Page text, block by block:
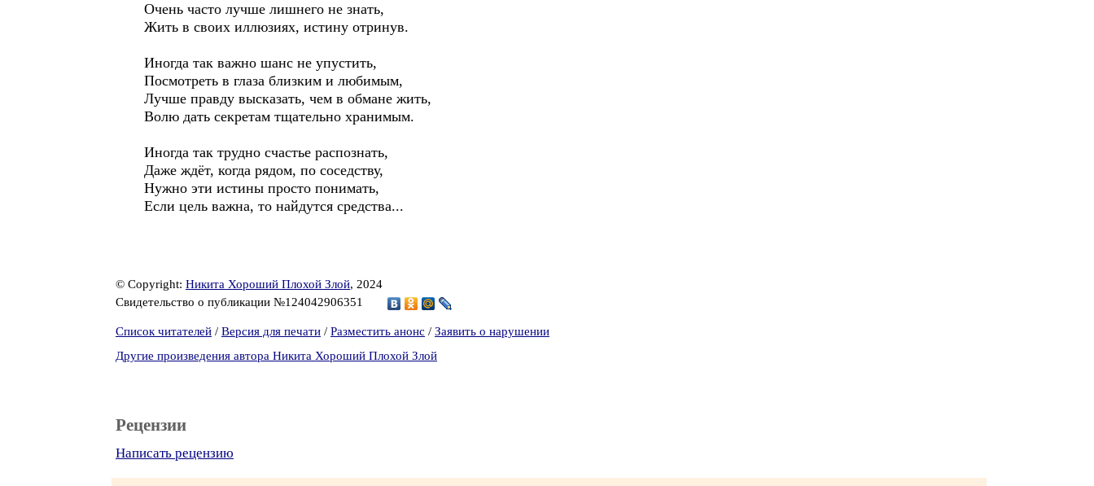
Очень часто лучше лишнего не знать,
Жить в своих иллюзиях, истину отринув.
Иногда так важно шанс не упустить,
Посмотреть в глаза близким и любимым,
Лучше правду высказать, чем в обмане жить,
Волю дать секретам тщательно хранимым.
Иногда так трудно счастье распознать,
Даже ждёт, когда рядом, по соседству,
Нужно эти истины просто понимать,
Если цель важна, то найдутся средства...
© Copyright: Никита Хороший Плохой Злой, 2024
Свидетельство о публикации №124042906351
Список читателей / Версия для печати / Разместить анонс / Заявить о нарушении
Другие произведения автора Никита Хороший Плохой Злой
Рецензии
Написать рецензию